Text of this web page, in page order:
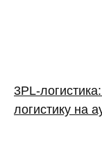
логистику на